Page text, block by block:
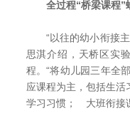
全过程“桥梁课程”
“以往的幼小衔接主
思淇介绍，天桥区实
程。“将幼儿园三年全
应课程为主，包括生
学习习惯； 大班衔接